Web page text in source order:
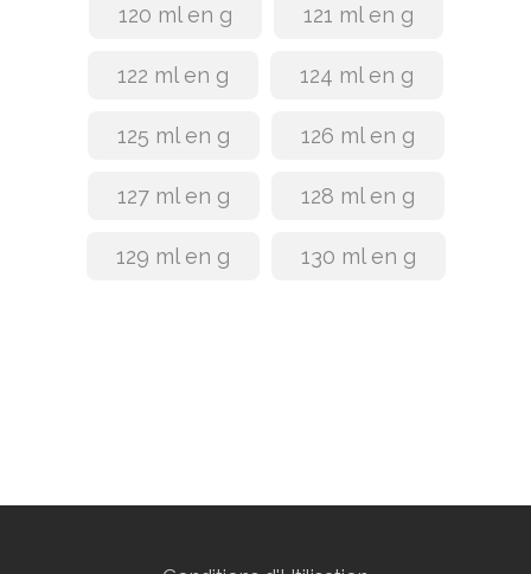
120 ml en g 121 ml en g
122 ml en g 124 ml en g
125 ml en g 126 ml en g
127 ml en g 128 ml en g
129 ml en g 130 ml en g